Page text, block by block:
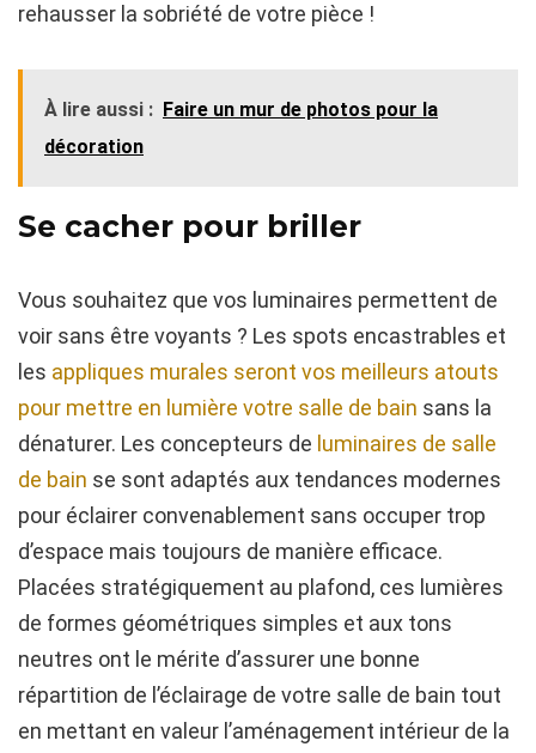
rehausser la sobriété de votre pièce !
À lire aussi : Faire un mur de photos pour la
décoration
Se cacher pour briller
Vous souhaitez que vos luminaires permettent de
voir sans être voyants ? Les spots encastrables et
les appliques murales seront vos meilleurs atouts
pour mettre en lumière votre salle de bain sans la
dénaturer. Les concepteurs de luminaires de salle
de bain se sont adaptés aux tendances modernes
pour éclairer convenablement sans occuper trop
d’espace mais toujours de manière efficace.
Placées stratégiquement au plafond, ces lumières
de formes géométriques simples et aux tons
neutres ont le mérite d’assurer une bonne
répartition de l’éclairage de votre salle de bain tout
en mettant en valeur l’aménagement intérieur de la